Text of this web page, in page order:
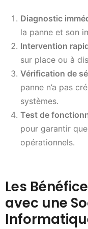
Diagnostic
la panne et son
Intervention
sur place ou à
Vérification de
panne n’a pas
systèmes.
Test de
pour garantir
opérationnels.
Les
avec une